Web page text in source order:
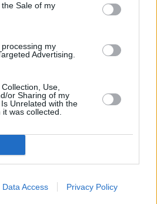
Sale of my
my
Advertising.
Use,
or Sharing of my
Unrelated with the
was collected.
Data Access Privacy Policy